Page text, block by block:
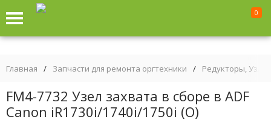
0
Главная / Запчасти для ремонта оргтехники / Редукторы,
FM4-7732 Узел захвата в сборе в ADF
Canon iR1730i/1740i/1750i (О)